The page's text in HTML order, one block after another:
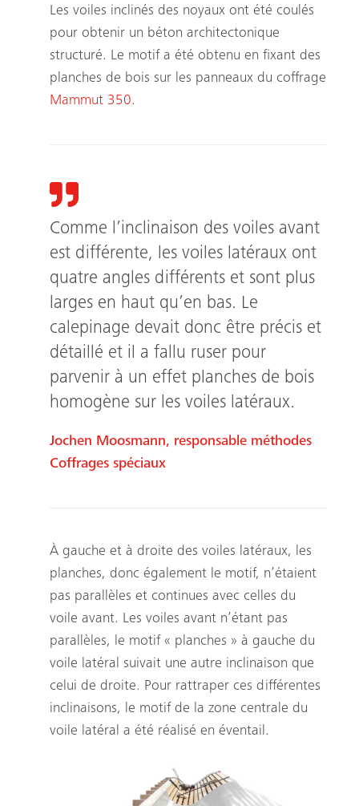
Les voiles inclinés des noyaux ont été coulés
pour obtenir un béton architectonique
structuré. Le motif a été obtenu en fixant des
planches de bois sur les panneaux du coffrage
Mammut 350.
Comme l’inclinaison des voiles avant
est différente, les voiles latéraux ont
quatre angles différents et sont plus
larges en haut qu’en bas. Le
calepinage devait donc être précis et
détaillé et il a fallu ruser pour
parvenir à un effet planches de bois
homogène sur les voiles latéraux.
Jochen Moosmann, responsable méthodes
Coffrages spéciaux
À gauche et à droite des voiles latéraux, les
planches, donc également le motif, n’étaient
pas parallèles et continues avec celles du
voile avant. Les voiles avant n’étant pas
parallèles, le motif « planches » à gauche du
voile latéral suivait une autre inclinaison que
celui de droite. Pour rattraper ces différentes
inclinaisons, le motif de la zone centrale du
voile latéral a été réalisé en éventail.